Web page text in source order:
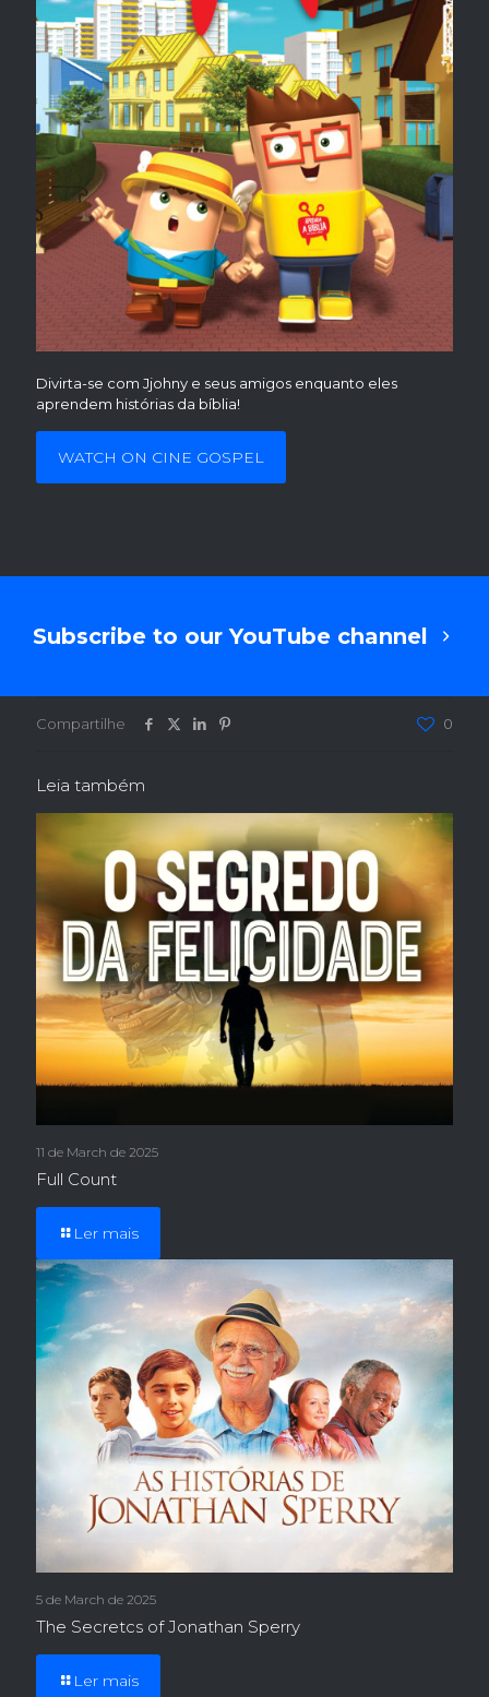
Divirta-se com Jjohny e seus amigos enquanto eles
aprendem histórias da bíblia!
WATCH ON CINE GOSPEL
Subscribe to our YouTube channel
Compartilhe 0
Leia também
11 de March de 2025
Full Count
Ler mais
5 de March de 2025
The Secretcs of Jonathan Sperry
Ler mais